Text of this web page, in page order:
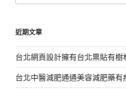
字:
近期文章
台北網頁設計擁有台北票貼有
台北中醫減肥通通美容減肥藥